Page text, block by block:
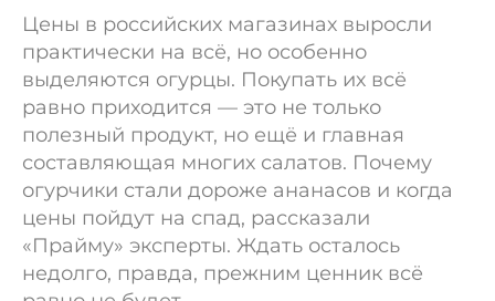
Цены в российских магазинах выросли
практически на всё, но особенно
выделяются огурцы. Покупать их всё
равно приходится — это не только
полезный продукт, но ещё и главная
составляющая многих салатов. Почему
огурчики стали дороже ананасов и когда
цены пойдут на спад, рассказали
«Прайму» эксперты. Ждать осталось
недолго, правда, прежним ценник всё